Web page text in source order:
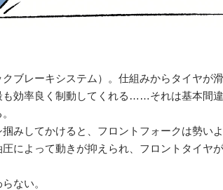
ブレーキシステム）。仕組みからタイヤが
効率良く制動してくれる……それは基本間
みしてかけると、フロントフォークは勢い
によって動きが抑えられ、フロントタイヤ
ない。